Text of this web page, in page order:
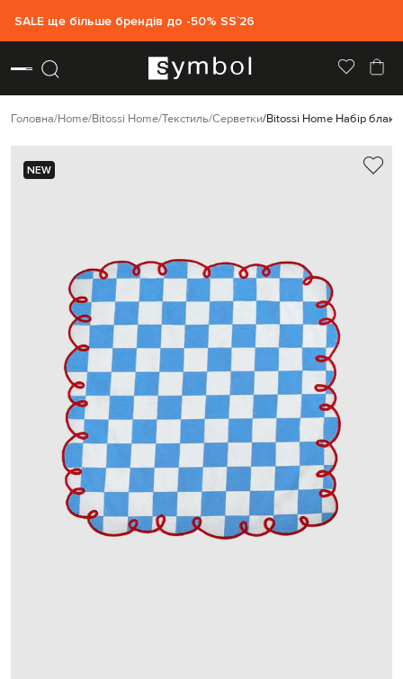
SALE ще більше брендів до -50% SS`26
Головна Home Bitossi Home Текстиль Серветки Bitossi Home Набір
NEW